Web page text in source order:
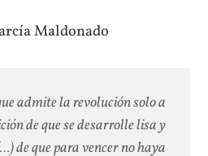
Maldonado
admite la revolución solo a
de que se desarrolle lisa y
de que para vencer no haya